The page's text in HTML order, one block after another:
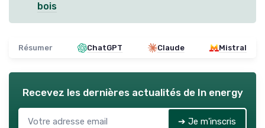
bois
Résumer ChatGPT Claude Mistral
Recevez les dernières actualités de In energy
➔ Je m'inscris